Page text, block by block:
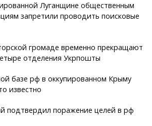
Луганщине общественным
запретили проводить поисковые
громаде временно прекращают
отделения Укрпошты
базе рф в оккупированном Крыму
известно
подтвердил поражение целей в рф